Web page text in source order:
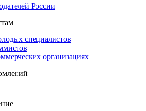
России
специалистов
организациях